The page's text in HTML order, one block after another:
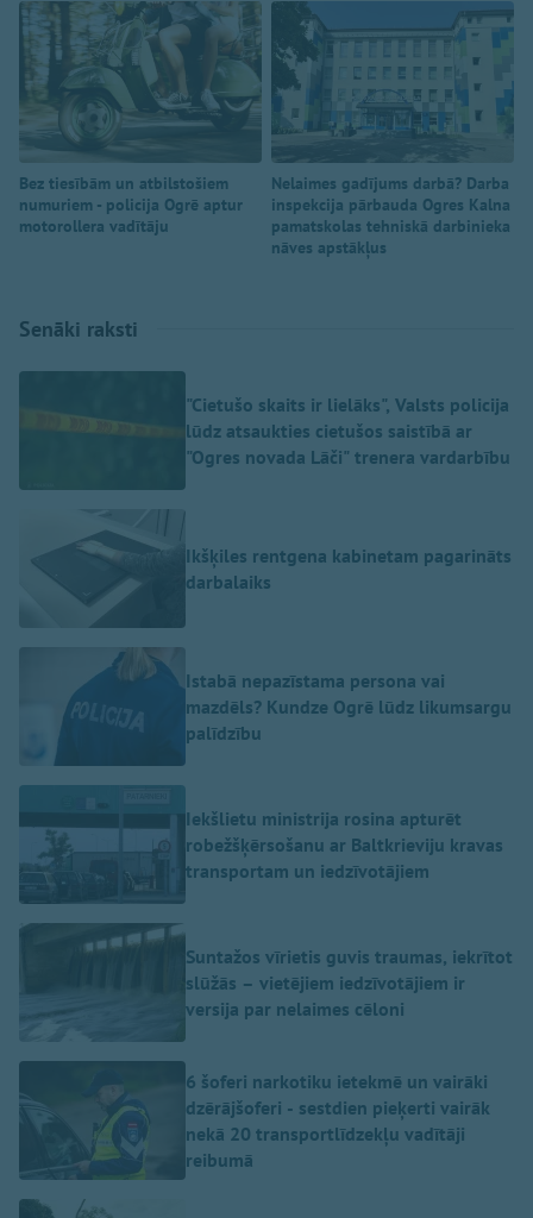
Bez tiesībām un atbilstošiem
numuriem - policija Ogrē aptur
motorollera vadītāju
Nelaimes gadījums darbā? Darba
inspekcija pārbauda Ogres Kalna
pamatskolas tehniskā darbinieka
nāves apstākļus
Senāki raksti
"Cietušo skaits ir lielāks", Valsts policija
lūdz atsaukties cietušos saistībā ar
"Ogres novada Lāči" trenera vardarbību
Ikšķiles rentgena kabinetam pagarināts
darbalaiks
Istabā nepazīstama persona vai
mazdēls? Kundze Ogrē lūdz likumsargu
palīdzību
Iekšlietu ministrija rosina apturēt
robežšķērsošanu ar Baltkrieviju kravas
transportam un iedzīvotājiem
Suntažos vīrietis guvis traumas, iekrītot
slūžās – vietējiem iedzīvotājiem ir
versija par nelaimes cēloni
6 šoferi narkotiku ietekmē un vairāki
dzērājšoferi - sestdien pieķerti vairāk
nekā 20 transportlīdzekļu vadītāji
reibumā